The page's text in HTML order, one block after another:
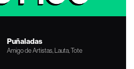
Puñaladas
Amigo de Artistas, Lauta, Tote